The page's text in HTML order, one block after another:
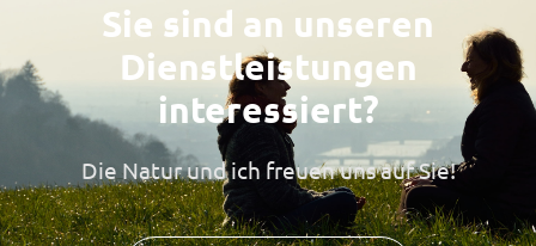
Sie sind an unseren
Dienstleistungen
interessiert?
Die Natur und ich freuen uns auf Sie!